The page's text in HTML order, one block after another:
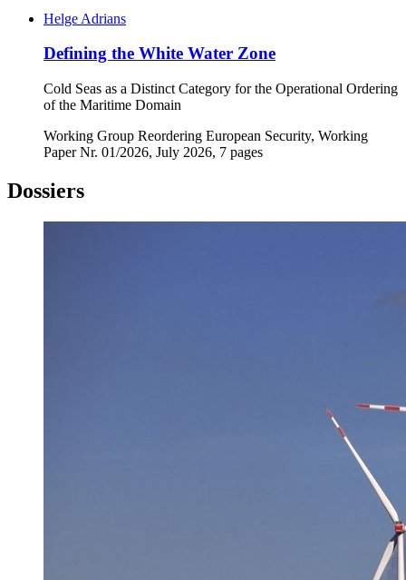
Helge Adrians
Defining the White Water Zone
Cold Seas as a Distinct Category for the Operational Ordering
of the Maritime Domain
Working Group Reordering European Security, Working
Paper Nr. 01/2026, July 2026, 7 pages
Dossiers